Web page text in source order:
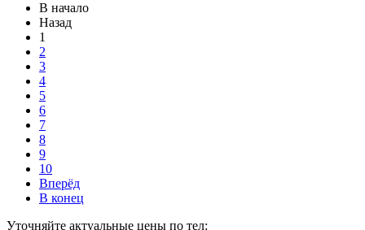
В начало
Назад
1
2
3
4
5
6
7
8
9
10
Вперёд
В конец
Уточняйте актуальные цены по тел: